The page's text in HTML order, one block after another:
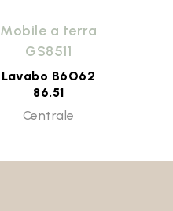
Mobile a terra
GS8511
Lavabo B6O62
86.51
Centrale